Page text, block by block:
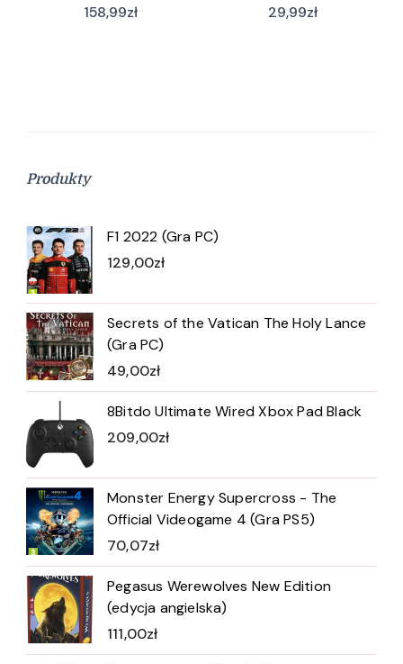
158,99zł 29,99zł
Produkty
F1 2022 (Gra PC)
129,00zł
Secrets of the Vatican The Holy Lance
(Gra PC)
49,00zł
8Bitdo Ultimate Wired Xbox Pad Black
209,00zł
Monster Energy Supercross - The
Official Videogame 4 (Gra PS5)
70,07zł
Pegasus Werewolves New Edition
(edycja angielska)
111,00zł